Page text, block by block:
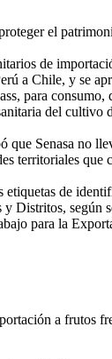
el
de
a Chile, y se
para
del cultivo
Senasa no
territoriales
de
Distritos, según
para la
a frutos